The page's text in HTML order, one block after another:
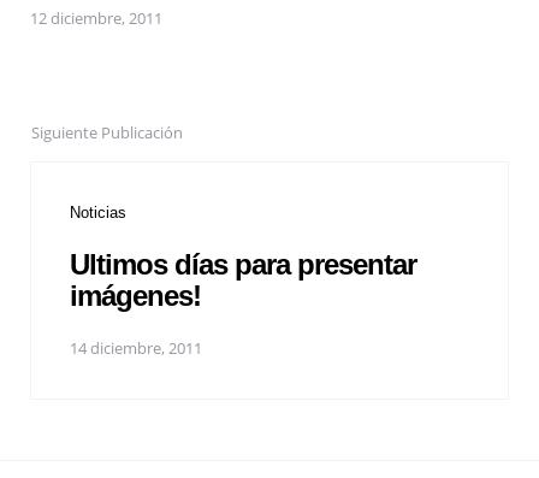
12 diciembre, 2011
Siguiente Publicación
Noticias
Ultimos días para presentar
imágenes!
14 diciembre, 2011